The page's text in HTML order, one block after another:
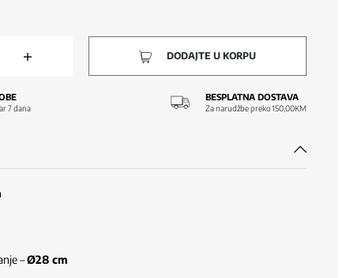
DODAJTE U KORPU
7 dana
BESPLATNA DOSTAVA
Za narudžbe preko 150,00KM
–Ø28 cm